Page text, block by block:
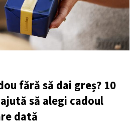
fără să dai greș? 10
să alegi cadoul
dată